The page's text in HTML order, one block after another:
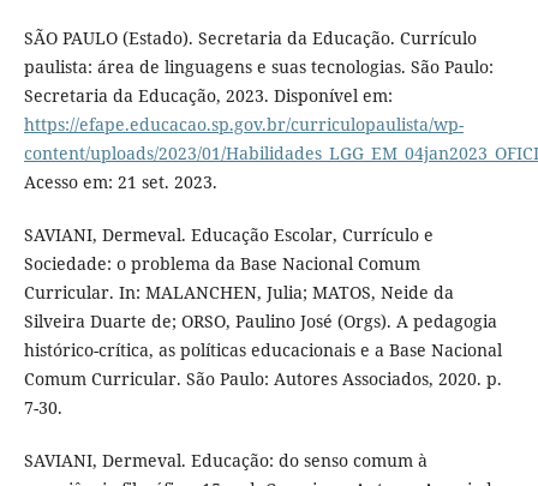
SÃO PAULO (Estado). Secretaria da Educação. Currículo
paulista: área de linguagens e suas tecnologias. São Paulo:
Secretaria da Educação, 2023. Disponível em:
https://efape.educacao.sp.gov.br/curriculopaulista/wp-
content/uploads/2023/01/
Acesso em: 21 set. 2023.
SAVIANI, Dermeval. Educação Escolar, Currículo e
Sociedade: o problema da Base Nacional Comum
Curricular. In: MALANCHEN, Julia; MATOS, Neide da
Silveira Duarte de; ORSO, Paulino José (Orgs). A pedagogia
histórico-crítica, as políticas educacionais e a Base Nacional
Comum Curricular. São Paulo: Autores Associados, 2020. p.
7-30.
SAVIANI, Dermeval. Educação: do senso comum à